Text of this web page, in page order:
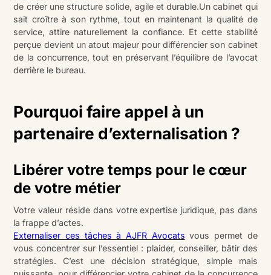
de créer une structure solide, agile et durable.Un cabinet qui
sait croître à son rythme, tout en maintenant la qualité de
service, attire naturellement la confiance. Et cette stabilité
perçue devient un atout majeur pour différencier son cabinet
de la concurrence, tout en préservant l’équilibre de l’avocat
derrière le bureau.
Pourquoi faire appel à un
partenaire d’externalisation ?
Libérer votre temps pour le cœur
de votre métier
Votre valeur réside dans votre expertise juridique, pas dans
la frappe d’actes.
Externaliser ces tâches à AJFR Avocats vous permet de
vous concentrer sur l’essentiel : plaider, conseiller, bâtir des
stratégies. C’est une décision stratégique, simple mais